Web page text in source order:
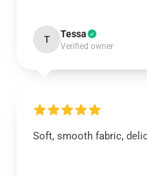
T Tessa
Verified owner
Soft, smooth fabric,